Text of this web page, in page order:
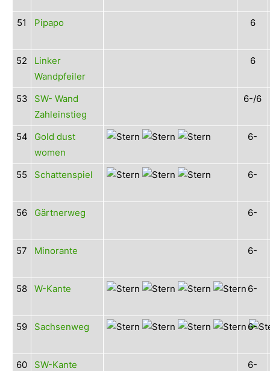
51 Pipapo 6
52
Linker
Wandpfeiler
6
53
SW- Wand
Zahleinstieg
6-/6
54
Gold dust
women
6-
55 Schattenspiel 6-
56 Gärtnerweg 6-
57 Minorante 6-
58 W-Kante 6-
59 Sachsenweg 6-
60 SW-Kante 6-